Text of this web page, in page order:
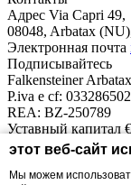
этот веб-сайт
Мы можем
Адрес Via Capri 49,
08048, Arbatax
Электронная почта
Подписывайтесь
Falkensteiner
P.iva e cf:
REA: BZ-250789
Уставный капитал
Наш курорт
Dune Cottage Ville